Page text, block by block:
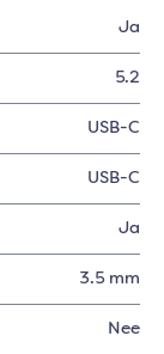
Ja
5.2
USB-C
USB-C
Ja
3.5 mm
Nee